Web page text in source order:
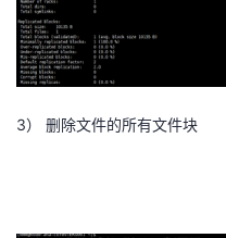
的
博
我
的
我
3） 删除文件的所有文件块